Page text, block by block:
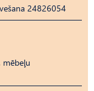
24826054
mēbeļu